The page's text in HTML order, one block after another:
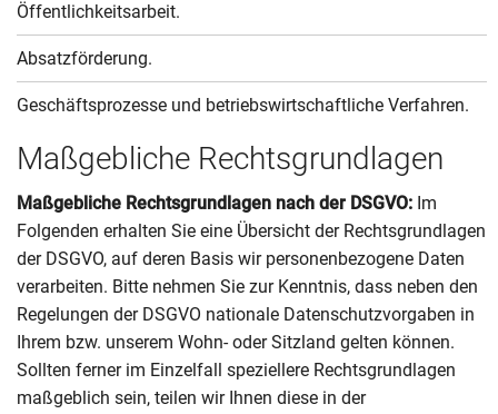
Öffentlichkeitsarbeit.
Absatzförderung.
Geschäftsprozesse und betriebswirtschaftliche Verfahren.
Maßgebliche Rechtsgrundlagen
Maßgebliche Rechtsgrundlagen nach der DSGVO: Im
Folgenden erhalten Sie eine Übersicht der Rechtsgrundlagen
der DSGVO, auf deren Basis wir personenbezogene Daten
verarbeiten. Bitte nehmen Sie zur Kenntnis, dass neben den
Regelungen der DSGVO nationale Datenschutzvorgaben in
Ihrem bzw. unserem Wohn- oder Sitzland gelten können.
Sollten ferner im Einzelfall speziellere Rechtsgrundlagen
maßgeblich sein, teilen wir Ihnen diese in der